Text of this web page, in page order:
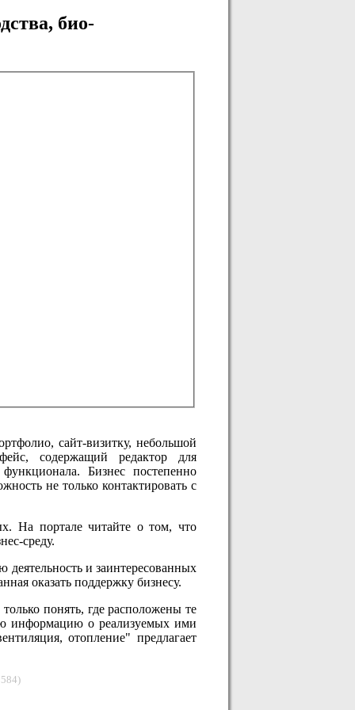
био-
сайт-визитку, небольшой
содержащий редактор для
Бизнес постепенно
не только контактировать с
На портале читайте о том, что
среду.
и заинтересованных
оказать поддержку бизнесу.
понять, где расположены те
информацию о реализуемых ими
отопление" предлагает